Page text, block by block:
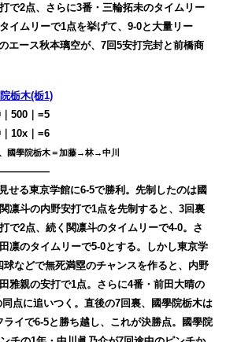
で2点、さらに3番・三輪拓未のタイムリー
イムリーで1点を挙げて、9-0と大量リー
エース秋本璃空が、7回5安打完封と前橋商
栃木(栃1)
｜500｜=5
10x｜=6
國學院栃木＝加藤→林→中川
せる東京学館に6-5で勝利。先制したのは國
凛斗の内野安打で1点を先制すると、3回裏
で2点、続く関凛斗のタイムリーで4-0。さ
凛のタイムリーで5-0とする。しかし東京学
などで無死満塁のチャンスを作ると、内野
雅親の安打で1点。さらに4番・前田大晴の
点に追いつく。直後の7回裏、國學院栃木は
イで6-5と勝ち越し、これが決勝点。國學院